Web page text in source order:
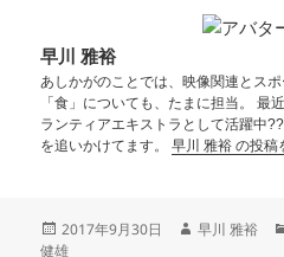
早川 雅裕
あしかがのことでは、映像関連とス
「食」についても、たまに担当。 最
ランティアエキストラとして活躍
を追いかけてます。早川 雅裕 の投稿
2017年9月30日 早川 雅裕
健雄